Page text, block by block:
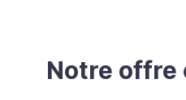
Notre offre